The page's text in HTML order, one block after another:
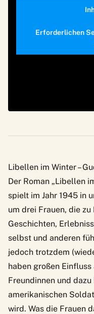
Erforderlichen
Libellen im Winter –
Der Roman „Libellen
spielt im Jahr 1945 in
um drei Frauen, die
Geschichten,
selbst und anderen
jedoch trotzdem
haben großen
Freundinnen und
amerikanischen
wird. Was die Frauen